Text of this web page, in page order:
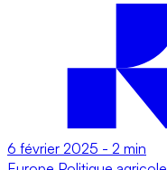
6 février 2025 - 2 min